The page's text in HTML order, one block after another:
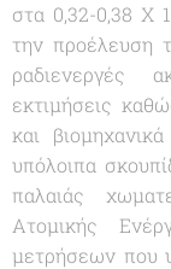
στα 0,32-0,38 Χ
την προέλευση
ραδιενεργές
εκτιμήσεις
και
υπόλοιπα
παλαιάς
Ατομικής
μετρήσεων που